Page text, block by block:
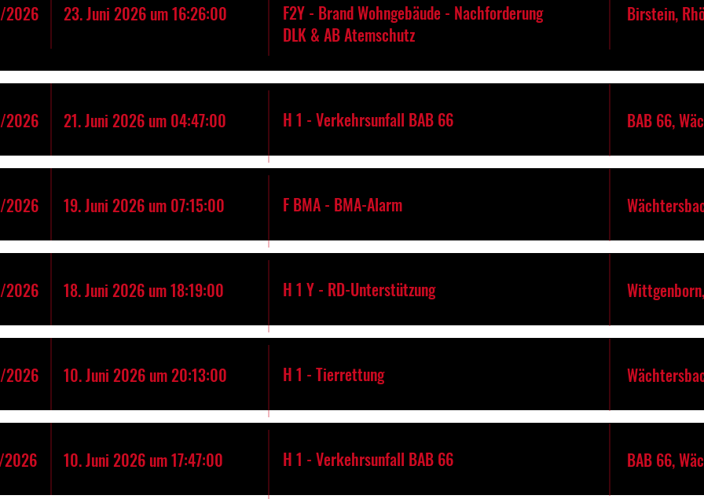
2026 23. Juni 2026 um 16:26:00
F2Y - Brand Wohngebäude - Nachforderung
DLK & AB Atemschutz
Birstein,
2026 21. Juni 2026 um 04:47:00 H 1 - Verkehrsunfall BAB 66 BAB 66,
2026 19. Juni 2026 um 07:15:00 F BMA - BMA-Alarm
2026 18. Juni 2026 um 18:19:00 H 1 Y - RD-Unterstützung
2026 10. Juni 2026 um 20:13:00 H 1 - Tierrettung
2026 10. Juni 2026 um 17:47:00 H 1 - Verkehrsunfall BAB 66 BAB 66,